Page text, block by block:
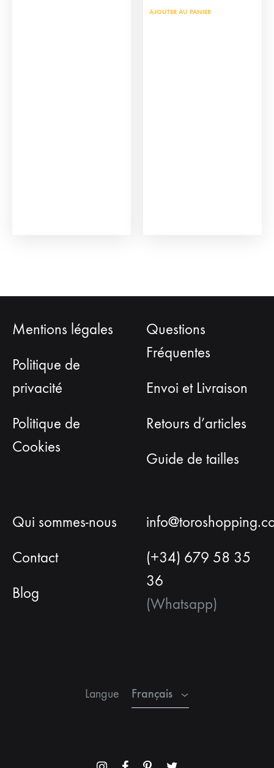
produitAJOUTER AU PANIER
Mentions légales
Politique de
privacité
Politique de
Cookies
Questions
Fréquentes
Envoi et Livraison
Retours d’articles
Guide de tailles
Qui sommes-nous
Contact
Blog
(+34) 679 58 35
36
(Whatsapp)
Langue Français
Français